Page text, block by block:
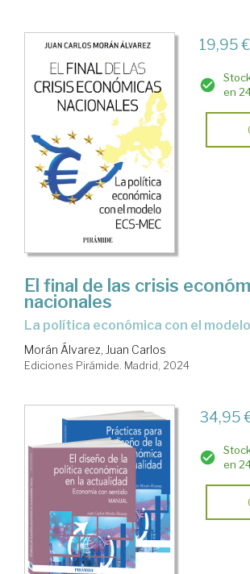
19,95 €
en
El final de las crisis
nacionales
la política económica con el modelo
Morán Álvarez, Juan Carlos
Ediciones Pirámide. Madrid, 2024
34,95
en